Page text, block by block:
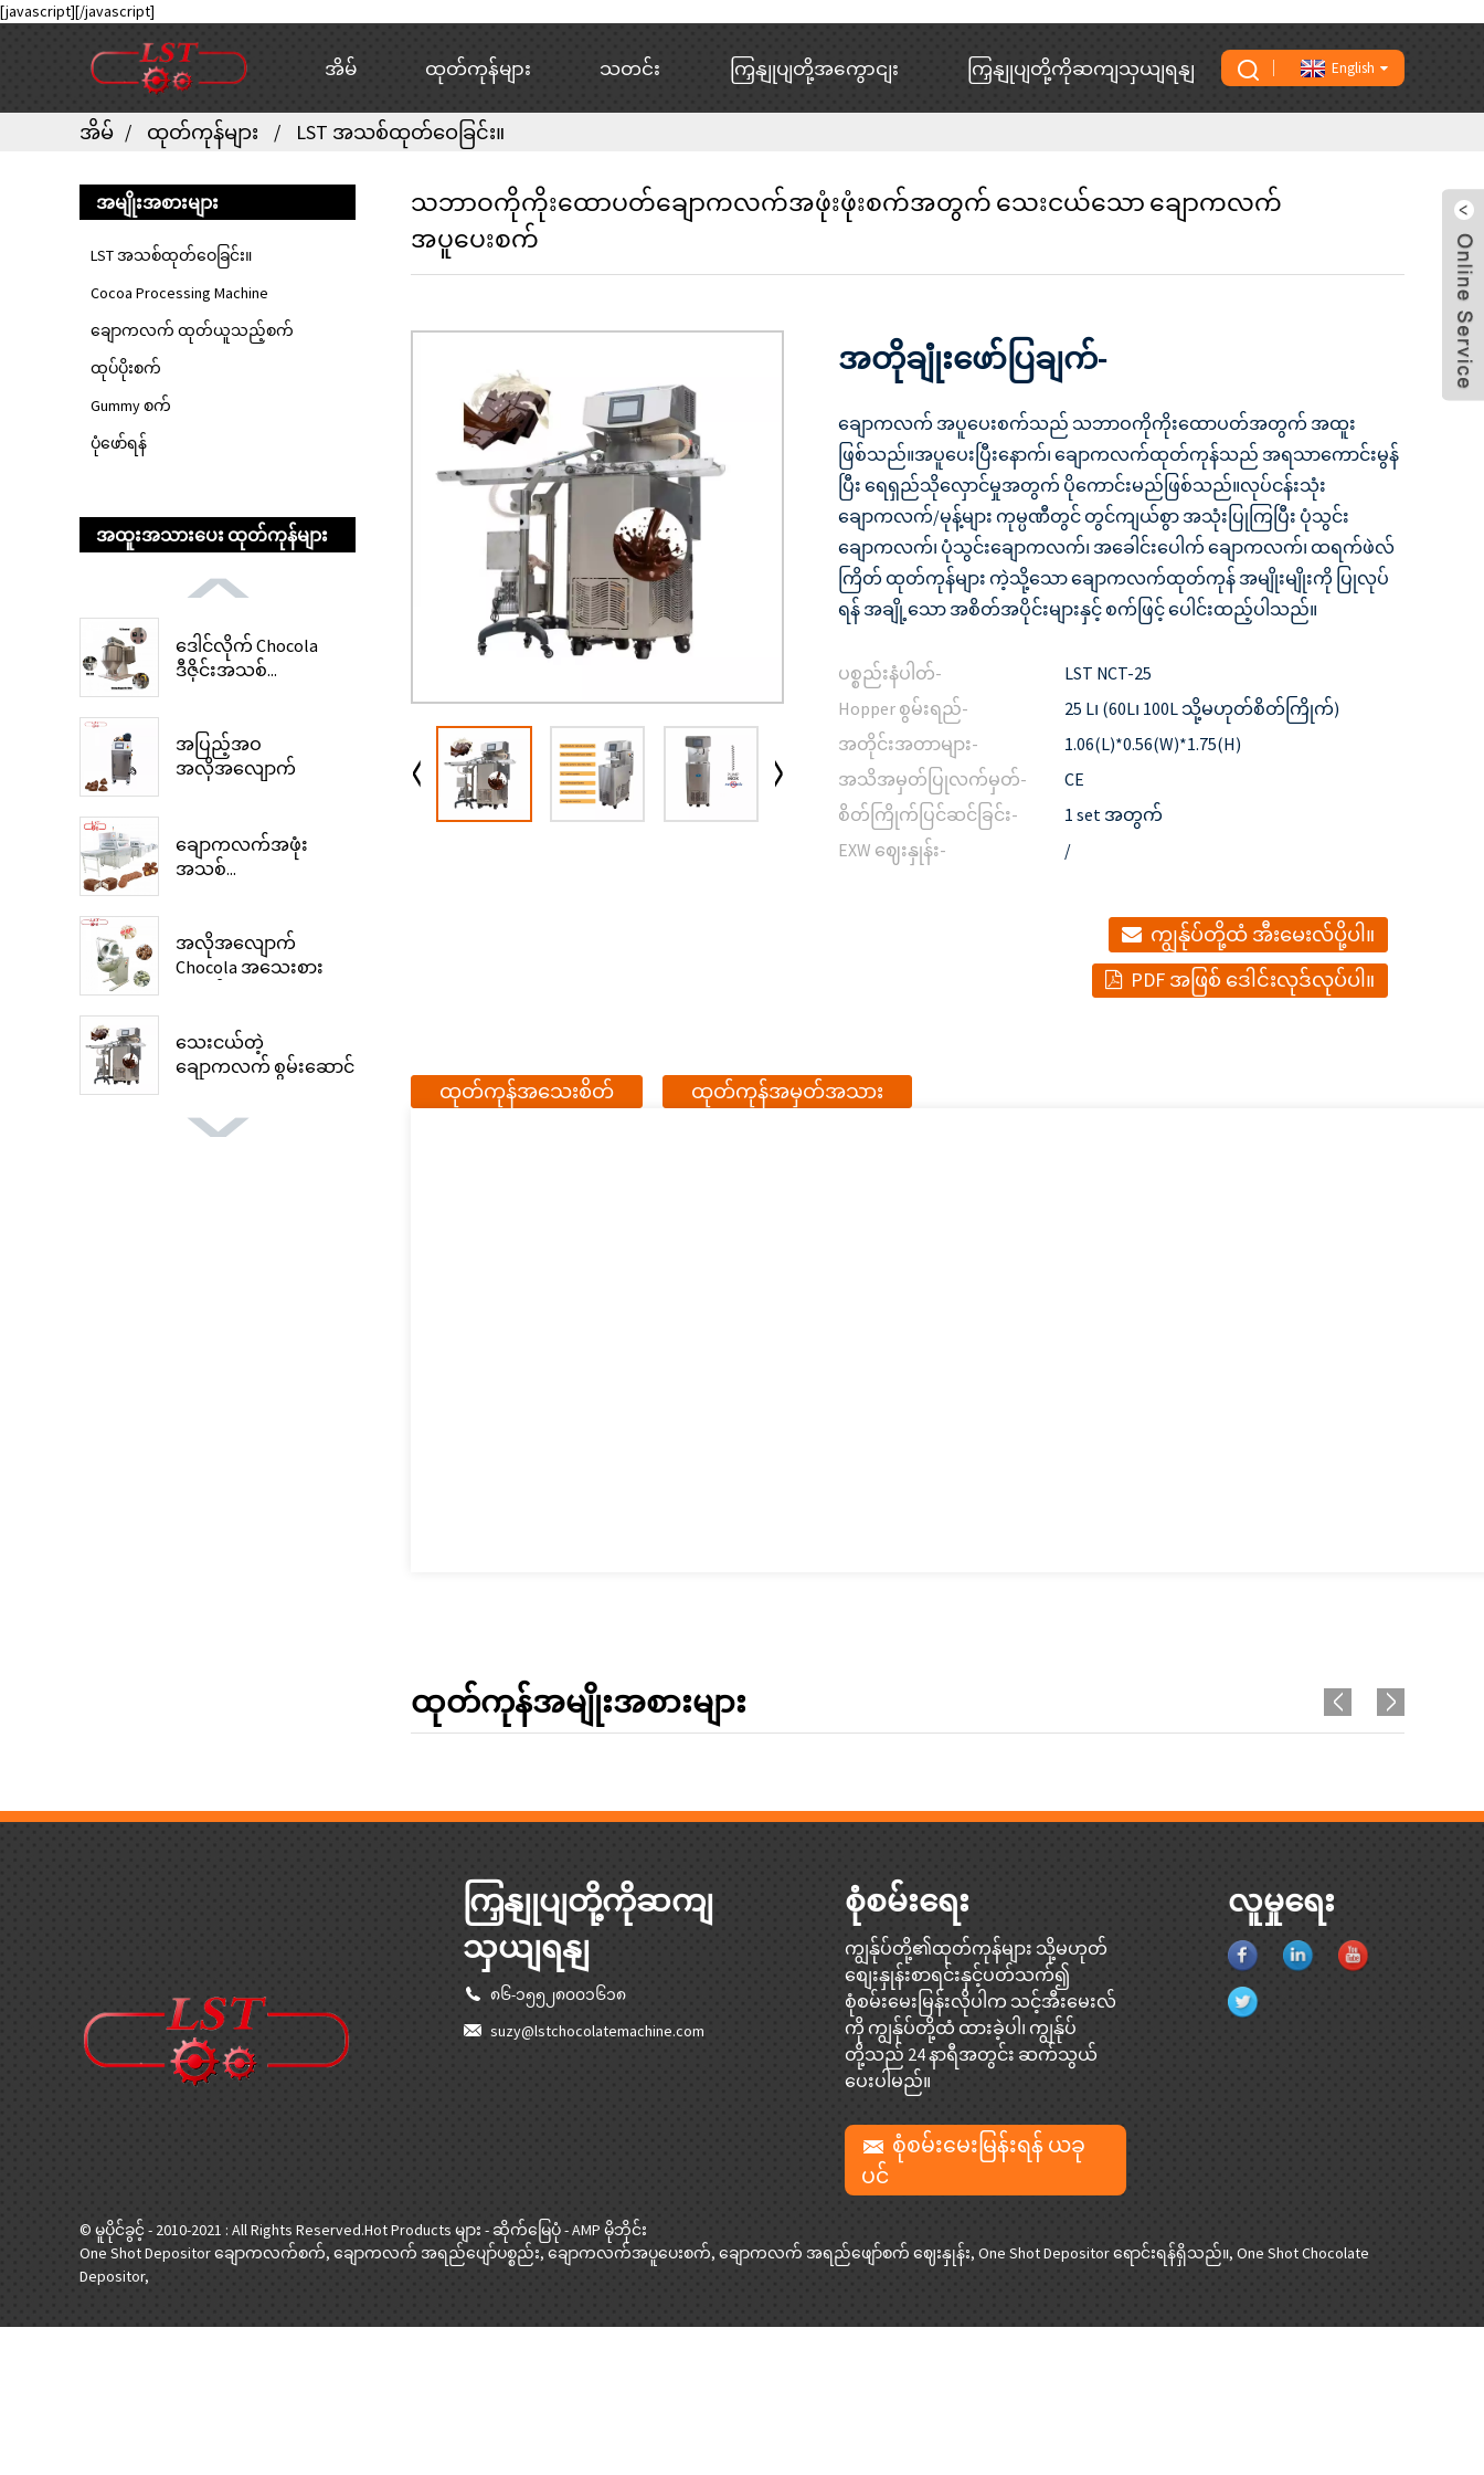
[javascript][/javascript]
အိမ် ထုတ်ကုန်များ သတင်း ကြှနျုပျတို့အကွောငျး ကြှနျုပျတို့ကိုဆကျသှယျရနျ English
အိမ် ထုတ်ကုန်များ LST အသစ်ထုတ်ဝေခြင်း။
အမျိုးအစားများ
LST အသစ်ထုတ်ဝေခြင်း။
Cocoa Processing Machine
ချောကလက် ထုတ်ယူသည့်စက်
ထုပ်ပိုးစက်
Gummy စက်
ပုံဖော်ရန်
အထူးအသားပေး ထုတ်ကုန်များ
ဒေါင်လိုက် Chocola
ဒီဇိုင်းအသစ်...
အပြည့်အဝ
အလိုအလျောက်
ချောကလက်အဖုံး
အသစ်...
အလိုအလျောက်
Chocola အသေးစား
သေးငယ်တဲ့
ချောကလက် စွမ်းဆောင်
သဘာဝကိုကိုးထောပတ်ချောကလက်အဖုံးဖုံးစက်အတွက် သေးငယ်သော ချောကလက်
အပူပေးစက်
အတိုချုံးဖော်ပြချက်-
ချောကလက် အပူပေးစက်သည် သဘာဝကိုကိုးထောပတ်အတွက် အထူး
ဖြစ်သည်။အပူပေးပြီးနောက်၊ ချောကလက်ထုတ်ကုန်သည် အရသာကောင်းမွန်
ပြီး ရေရှည်သိုလှောင်မှုအတွက် ပိုကောင်းမည်ဖြစ်သည်။လုပ်ငန်းသုံး
ချောကလက်/မုန့်များ ကုမ္ပဏီတွင် တွင်ကျယ်စွာ အသုံးပြုကြပြီး ပုံသွင်း
ချောကလက်၊ ပုံသွင်းချောကလက်၊ အခေါင်းပေါက် ချောကလက်၊ ထရက်ဖဲလ်
ကြိတ် ထုတ်ကုန်များ ကဲ့သို့သော ချောကလက်ထုတ်ကုန် အမျိုးမျိုးကို ပြုလုပ်
ရန် အချို့သော အစိတ်အပိုင်းများနှင့် စက်ဖြင့် ပေါင်းထည့်ပါသည်။
ပစ္စည်းနံပါတ်-
LST NCT-25
Hopper စွမ်းရည်-
25 L၊ (60L၊ 100L သို့မဟုတ်စိတ်ကြိုက်)
အတိုင်းအတာများ-
1.06(L)*0.56(W)*1.75(H)
အသိအမှတ်ပြုလက်မှတ်-
CE
စိတ်ကြိုက်ပြင်ဆင်ခြင်း-
1 set အတွက်
EXW ဈေးနှုန်း-
/
ကျွန်ုပ်တို့ထံ အီးမေးလ်ပို့ပါ။
PDF အဖြစ် ဒေါင်းလုဒ်လုပ်ပါ။
ထုတ်ကုန်အသေးစိတ် ထုတ်ကုန်အမှတ်အသား
ထုတ်ကုန်အမျိုးအစားများ
ကြှနျုပျတို့ကိုဆကျ
သှယျရနျ
၈၆-၁၅၅၂၈၀၀၁၆၁၈
suzy@lstchocolatemachine.com
စုံစမ်းရေး
ကျွန်ုပ်တို့၏ထုတ်ကုန်များ သို့မဟုတ်
စျေးနှုန်းစာရင်းနှင့်ပတ်သက်၍
စုံစမ်းမေးမြန်းလိုပါက သင့်အီးမေးလ်
ကို ကျွန်ုပ်တို့ထံ ထားခဲ့ပါ၊ ကျွန်ုပ်
တို့သည် 24 နာရီအတွင်း ဆက်သွယ်
ပေးပါမည်။
စုံစမ်းမေးမြန်းရန် ယခု
ပင်
လူမှုရေး
© မူပိုင်ခွင့် - 2010-2021 : All Rights Reserved.Hot Products များ -ဆိုက်မြေပုံ-AMP မိုဘိုင်း
One Shot Depositor ချောကလက်စက်, ချောကလက် အရည်ပျော်ပစ္စည်း, ချောကလက်အပူပေးစက်, ချောကလက် အရည်ဖျော်စက် ဈေးနှုန်း, One Shot Depositor ရောင်းရန်ရှိသည်။, One Shot Chocolate
Depositor,